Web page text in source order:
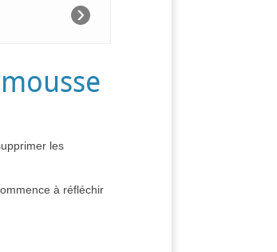
›
les
à réfléchir